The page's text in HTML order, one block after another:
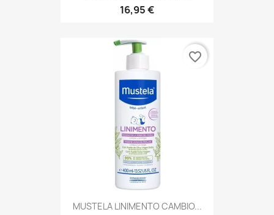
16,95 €
MUSTELA LINIMENTO CAMBIO...
favorite_border